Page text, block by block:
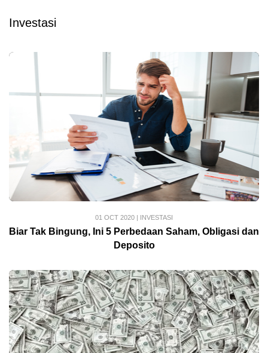
Investasi
01 OCT 2020 | INVESTASI
Biar Tak Bingung, Ini 5 Perbedaan Saham, Obligasi dan
Deposito